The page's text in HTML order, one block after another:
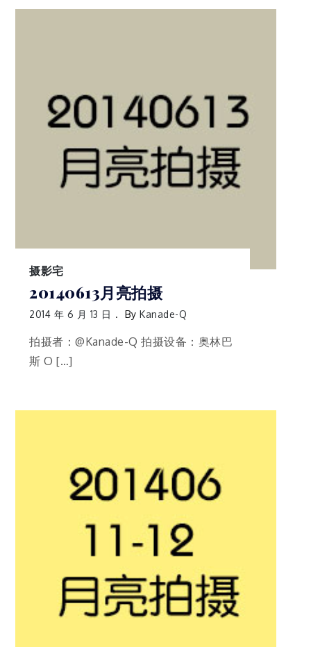
摄影宅
20140613月亮拍摄
2014 年 6 月 13 日 ByKanade-Q
拍摄者：@Kanade-Q 拍摄设备：奥林巴
斯 O […]